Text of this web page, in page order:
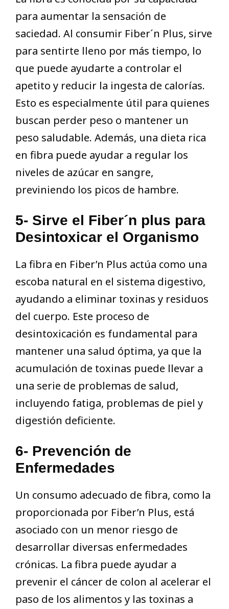
para aumentar la sensación de
saciedad. Al consumir Fiber´n Plus, sirve
para sentirte lleno por más tiempo, lo
que puede ayudarte a controlar el
apetito y reducir la ingesta de calorías.
Esto es especialmente útil para quienes
buscan perder peso o mantener un
peso saludable. Además, una dieta rica
en fibra puede ayudar a regular los
niveles de azúcar en sangre,
previniendo los picos de hambre.
5- Sirve el Fiber´n plus para
Desintoxicar el Organismo
La fibra en Fiber’n Plus actúa como una
escoba natural en el sistema digestivo,
ayudando a eliminar toxinas y residuos
del cuerpo. Este proceso de
desintoxicación es fundamental para
mantener una salud óptima, ya que la
acumulación de toxinas puede llevar a
una serie de problemas de salud,
incluyendo fatiga, problemas de piel y
digestión deficiente.
6- Prevención de
Enfermedades
Un consumo adecuado de fibra, como la
proporcionada por Fiber’n Plus, está
asociado con un menor riesgo de
desarrollar diversas enfermedades
crónicas. La fibra puede ayudar a
prevenir el cáncer de colon al acelerar el
paso de los alimentos y las toxinas a